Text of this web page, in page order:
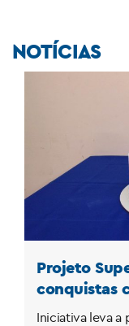
NOTÍCIAS
Projeto
conquistas
Abordagem
Iniciativa leva a